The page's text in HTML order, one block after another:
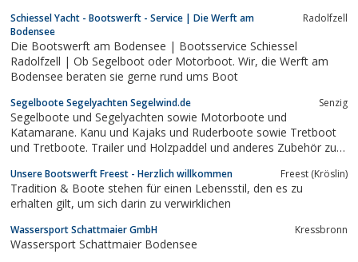
Schiessel Yacht - Bootswerft - Service | Die Werft am
Bodensee
Radolfzell
Die Bootswerft am Bodensee | Bootsservice Schiessel
Radolfzell | Ob Segelboot oder Motorboot. Wir, die Werft am
Bodensee beraten sie gerne rund ums Boot
Segelboote Segelyachten Segelwind.de Senzig
Segelboote und Segelyachten sowie Motorboote und
Katamarane. Kanu und Kajaks und Ruderboote sowie Tretboot
und Tretboote. Trailer und Holzpaddel und anderes Zubehör zu
Unsere Bootswerft Freest - Herzlich willkommen Freest (Kröslin)
Tradition & Boote stehen für einen Lebensstil, den es zu
erhalten gilt, um sich darin zu verwirklichen
Wassersport Schattmaier GmbH Kressbronn
Wassersport Schattmaier Bodensee